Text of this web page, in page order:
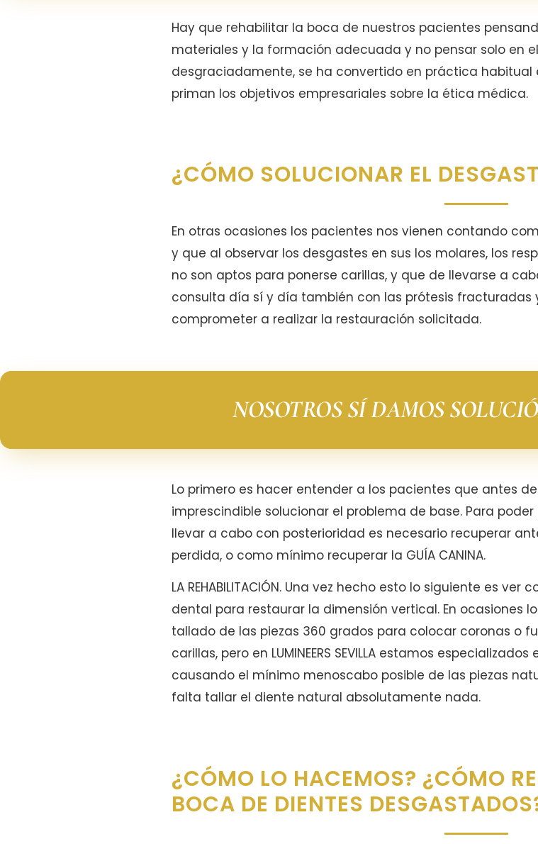
Hay que rehabilitar la boca de nuestros pacientes
materiales y la formación adecuada y no pensar solo en
desgraciadamente, se ha convertido en práctica
priman los objetivos empresariales sobre la ética médica.
¿CÓMO SOLUCIONAR EL
En otras ocasiones los pacientes nos vienen contando
y que al observar los desgastes en sus los molares, los
no son aptos para ponerse carillas, y que de llevarse a
consulta día sí y día también con las prótesis fracturadas
comprometer a realizar la restauración solicitada.
NOSOTROS SÍ DAMOS
Lo primero es hacer entender a los pacientes que antes
imprescindible solucionar el problema de base. Para
llevar a cabo con posterioridad es necesario recuperar
perdida, o como mínimo recuperar la GUÍA CANINA.
LA REHABILITACIÓN. Una vez hecho esto lo siguiente es
dental para restaurar la dimensión vertical. En ocasiones
tallado de las piezas 360 grados para colocar coronas o
carillas, pero en LUMINEERS SEVILLA estamos
causando el mínimo menoscabo posible de las piezas
falta tallar el diente natural absolutamente nada.
¿CÓMO LO HACEMOS? ¿CÓMO
BOCA DE DIENTES